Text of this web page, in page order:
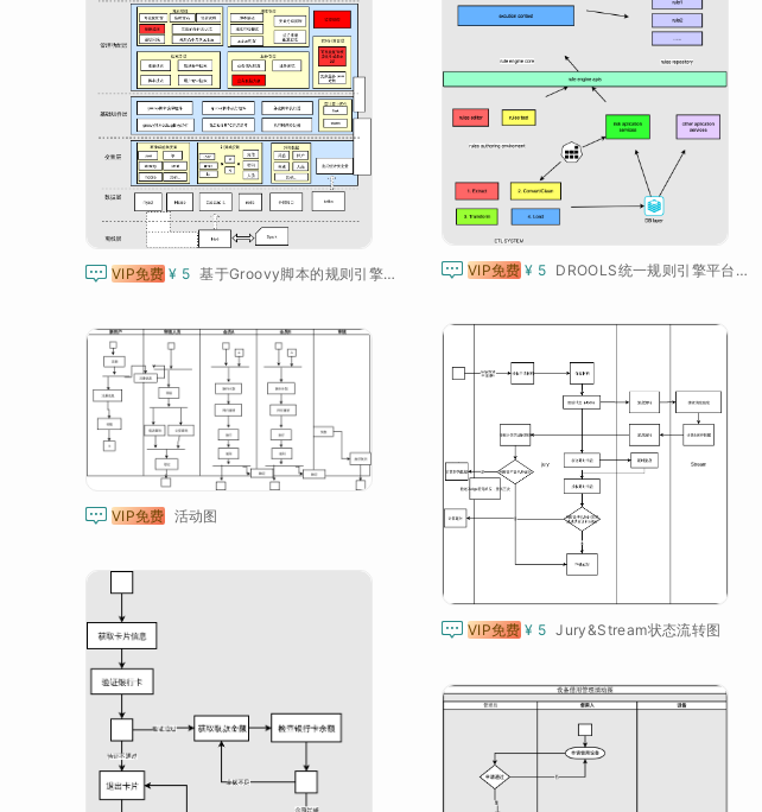
 VIP免费 ¥ 5 基于Groovy脚本的规则引擎架构  VIP免费 ¥ 5 DROOLS统一规则引擎平台架构
 VIP免费 ¥ 5 Jury&Stream状态流转图
 VIP免费 活动图